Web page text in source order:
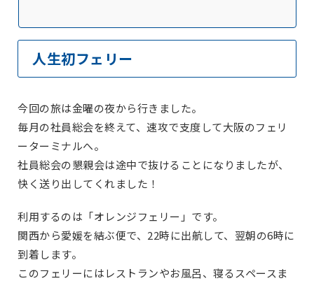
人生初フェリー
今回の旅は金曜の夜から行きました。
毎月の社員総会を終えて、速攻で支度して大阪のフェリ
ーターミナルへ。
社員総会の懇親会は途中で抜けることになりましたが、
快く送り出してくれました！
利用するのは「オレンジフェリー」です。
関西から愛媛を結ぶ便で、22時に出航して、翌朝の6時に
到着します。
このフェリーにはレストランやお風呂、寝るスペースま